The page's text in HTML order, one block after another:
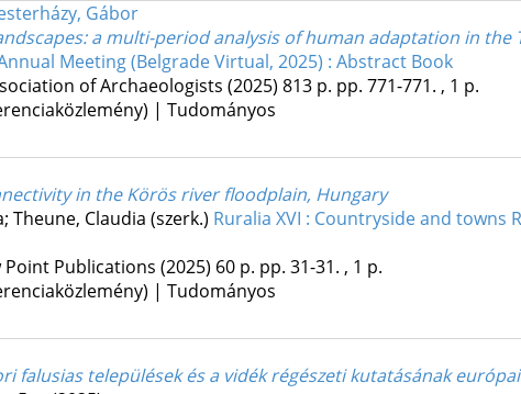
Gábor
: a multi-period analysis of human adaptation in the
Meeting (Belgrade Virtual, 2025) : Abstract Book
of Archaeologists (2025) 813 p. pp. 771-771. , 1 p.
| Tudományos
in the Körös river floodplain, Hungary
Theune, Claudia (szerk.) Ruralia XVI : Countryside and
Point Publications (2025) 60 p. pp. 31-31. , 1 p.
| Tudományos
falusias települések és a vidék régészeti kutatásának